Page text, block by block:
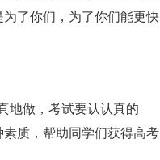
了你们，为了你们能更快
地做，考试要认认真的
质，帮助同学们获得高考